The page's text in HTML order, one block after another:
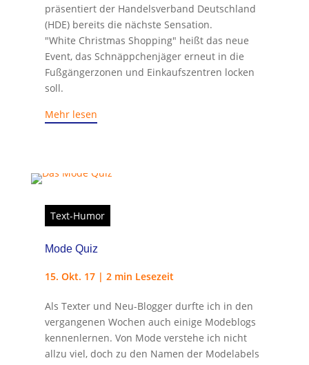
präsentiert der Handelsverband Deutschland
(HDE) bereits die nächste Sensation.
"White Christmas Shopping" heißt das neue
Event, das Schnäppchenjäger erneut in die
Fußgängerzonen und Einkaufszentren locken
soll.
Mehr lesen
Text-Humor
Mode Quiz
15. Okt. 17| 2 min Lesezeit
Als Texter und Neu-Blogger durfte ich in den
vergangenen Wochen auch einige Modeblogs
kennenlernen. Von Mode verstehe ich nicht
allzu viel, doch zu den Namen der Modelabels